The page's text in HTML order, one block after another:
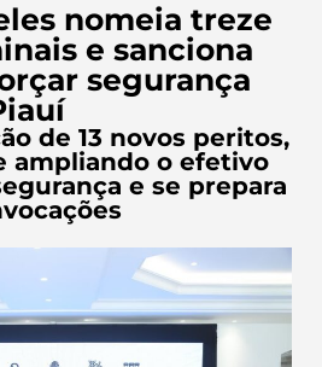
nomeia treze
e sanciona
segurança
de 13 novos peritos,
ampliando o efetivo
e se prepara